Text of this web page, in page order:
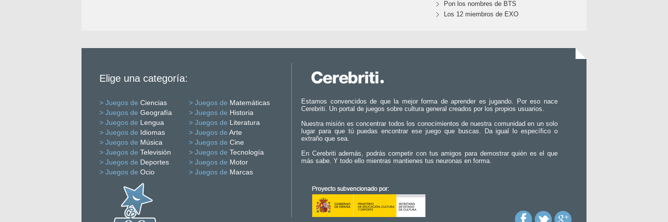
Pon los nombres de BTS
Los 12 miembros de EXO
Elige una categoría:
> Juegos de Ciencias > Juegos de Matemáticas
> Juegos de Geografía > Juegos de Historia
> Juegos de Lengua > Juegos de Literatura
> Juegos de Idiomas > Juegos de Arte
> Juegos de Música > Juegos de Cine
> Juegos de Televisión > Juegos de Tecnología
> Juegos de Deportes > Juegos de Motor
> Juegos de Ocio > Juegos de Marcas
Estamos convencidos de que la mejor forma de aprender es jugando. Por eso nace
Cerebriti. Un portal de juegos sobre cultura general creados por los propios usuarios.
Nuestra misión es concentrar todos los conocimientos de nuestra comunidad en un solo
lugar para que tú puedas encontrar ese juego que buscas. Da igual lo específico o
extraño que sea.
En Cerebriti además, podrás competir con tus amigos para demostrar quién es el que
más sabe. Y todo ello mientras mantienes tus neuronas en forma.